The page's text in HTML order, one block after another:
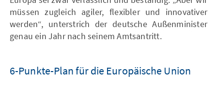
müssen zugleich agiler, flexibler und innovativer
werden“, unterstrich der deutsche Außenminister
genau ein Jahr nach seinem Amtsantritt.
6-Punkte-Plan für die Europäische Union